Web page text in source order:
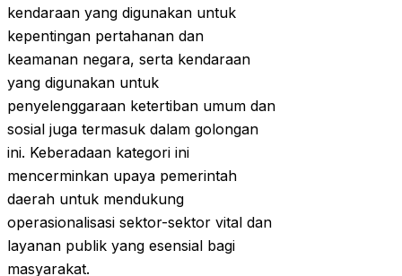
kendaraan yang digunakan untuk
kepentingan pertahanan dan
keamanan negara, serta kendaraan
yang digunakan untuk
penyelenggaraan ketertiban umum dan
sosial juga termasuk dalam golongan
ini. Keberadaan kategori ini
mencerminkan upaya pemerintah
daerah untuk mendukung
operasionalisasi sektor-sektor vital dan
layanan publik yang esensial bagi
masyarakat.